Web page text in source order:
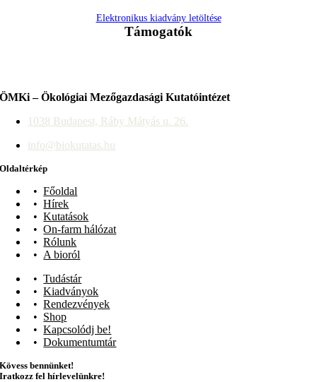
Elektronikus kiadvány letöltése
Támogatók
ÖMKi – Ökológiai Mezőgazdasági Kutatóintézet
1038 Budapest, Ráby Mátyás u. 26.
info@biokutatas.hu
Oldaltérkép
Főoldal
Hírek
Kutatások
On-farm hálózat
Rólunk
A bioról
Tudástár
Kiadványok
Rendezvények
Shop
Kapcsolódj be!
Dokumentumtár
Kövess bennünket!
Iratkozz fel hírlevelünkre!